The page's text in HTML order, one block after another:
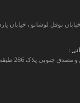
نوفل لوشاتو ، خیابان
:
جنوبی پلاک 286 طبقه اول